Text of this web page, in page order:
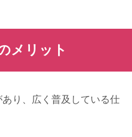
メリット
り、広く普及している仕